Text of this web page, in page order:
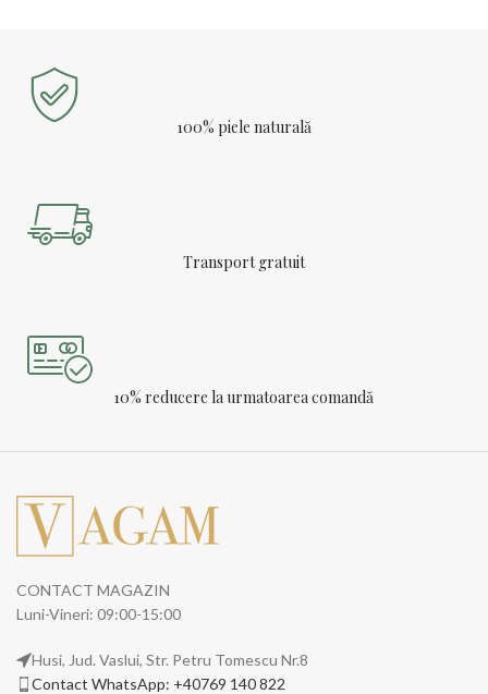
100% piele naturală
Transport gratuit
10% reducere la urmatoarea comandă
CONTACT MAGAZIN
Luni-Vineri: 09:00-15:00
Husi, Jud. Vaslui, Str. Petru Tomescu Nr.8
Contact WhatsApp: +40769 140 822